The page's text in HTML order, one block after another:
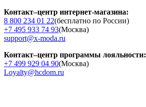
Контакт–центр интернет-магазина:
8 800 234 01 22(бесплатно по России)
+7 495 933 74 93(Москва)
support@x-moda.ru
Контакт–центр программы лояльности:
+7 499 929 04 90(Москва)
Loyalty@hcdom.ru